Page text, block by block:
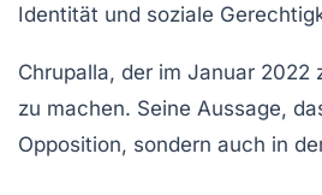
Identität und soziale
Chrupalla, der im Januar
zu machen. Seine Aussage,
Opposition, sondern auch in